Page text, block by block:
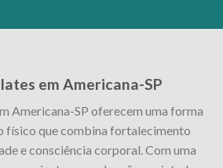
em Americana-SP
Americana-SP oferecem uma forma
físico que combina fortalecimento
e consciência corporal. Com uma